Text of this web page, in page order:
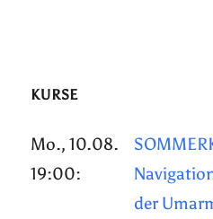
KURSE
Mo., 10.08.
19:00:
der